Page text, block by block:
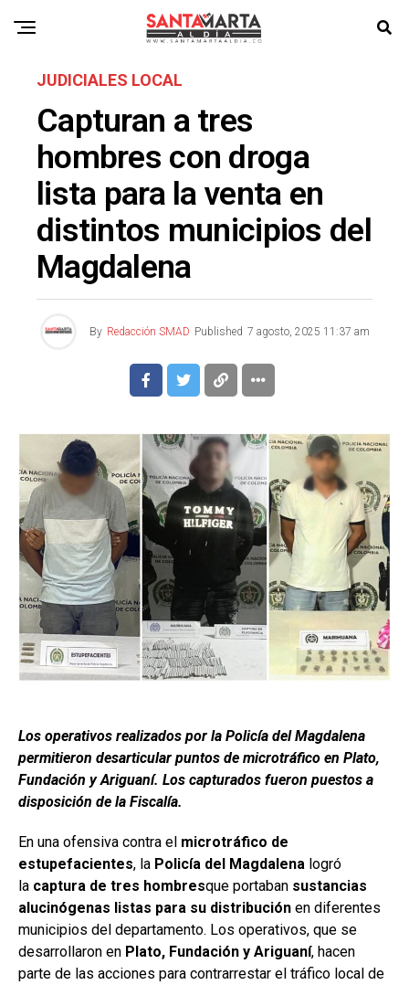
JUDICIALES LOCAL
Capturan a tres
hombres con droga
lista para la venta en
distintos municipios del
Magdalena
By Redacción SMAD Published 7 agosto, 2025 11:37 am
Los operativos realizados por la Policía del Magdalena
permitieron desarticular puntos de microtráfico en Plato,
Fundación y Ariguaní. Los capturados fueron puestos a
disposición de la Fiscalía.
En una ofensiva contra el microtráfico de
estupefacientes, la Policía del Magdalena logró
la captura de tres hombresque portaban sustancias
alucinógenas listas para su distribución en diferentes
municipios del departamento. Los operativos, que se
desarrollaron en Plato, Fundación y Ariguaní, hacen
parte de las acciones para contrarrestar el tráfico local de